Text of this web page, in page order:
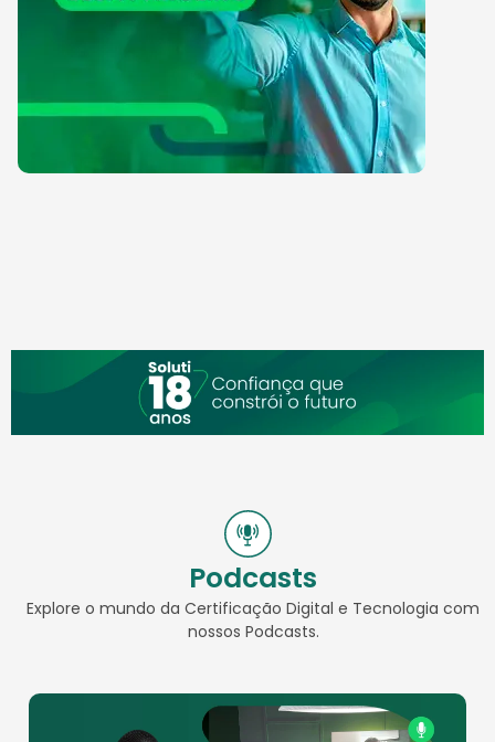
Podcasts
Explore o mundo da Certificação Digital e Tecnologia com
nossos Podcasts.